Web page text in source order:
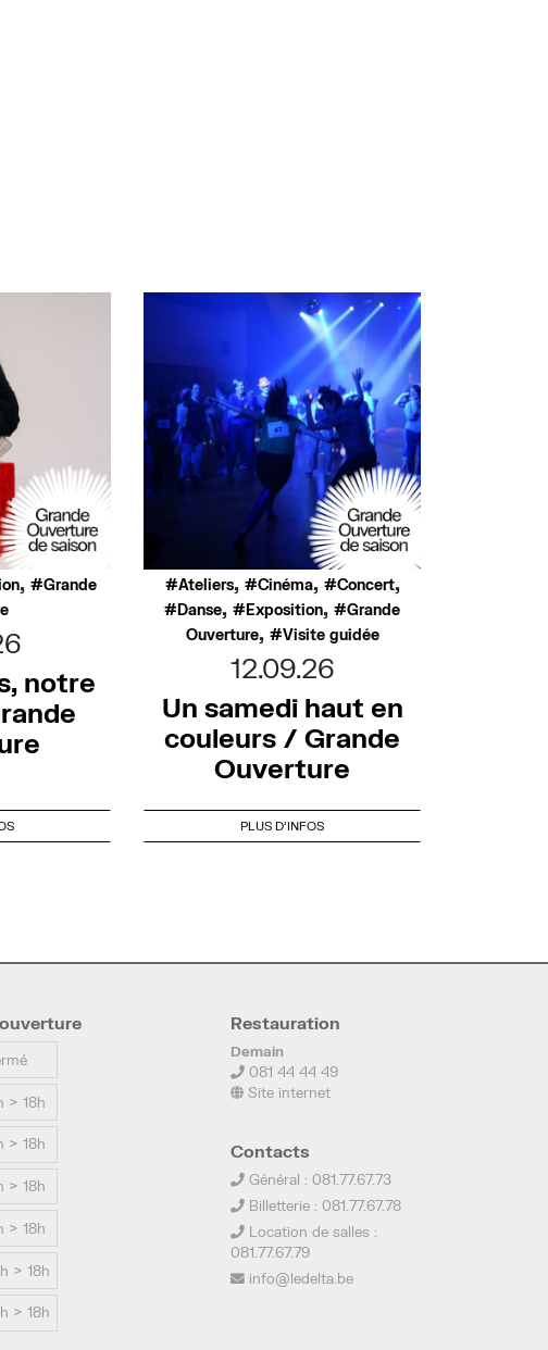
,
Grande
notre
Ateliers, Cinéma, Concert,
Danse, Exposition,
Grande
Ouverture, Visite guidée
12.09.26
Un samedi haut en
couleurs / Grande
Ouverture
PLUS D'INFOS
> 18h
> 18h
> 18h
> 18h
> 18h
> 18h
Restauration
Demain
081 44 44 49
Site internet
Contacts
Général : 081.77.67.73
Billetterie : 081.77.67.78
Location de salles :
081.77.67.79
info@ledelta.be